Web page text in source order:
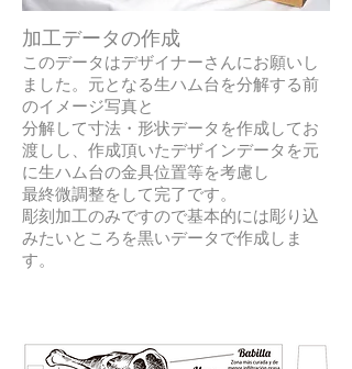
加工データの作成
このデータはデザイナーさんにお願いし
ました。元となる生ハム台を分解する前
のイメージ写真と
分解して寸法・形状データを作成してお
渡しし、作成頂いたデザインデータを元
に生ハム台の金具位置等を考慮し
最終微調整をして完了です。
彫刻加工のみですので基本的には彫り込
みたいところを黒いデータで作成しま
す。